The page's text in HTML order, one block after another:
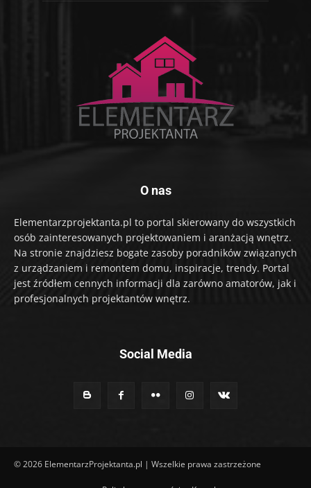
O nas
Elementarzprojektanta.pl to portal skierowany do wszystkich
osób zainteresowanych projektowaniem i aranżacją wnętrz.
Na stronie znajdziesz bogate zasoby poradników związanych
z urządzaniem i remontem domu, inspiracje, trendy. Portal
jest źródłem cennych informacji dla zarówno amatorów, jak i
profesjonalnych projektantów wnętrz.
Social Media
© 2026 ElementarzProjektanta.pl | Wszelkie prawa zastrzeżone